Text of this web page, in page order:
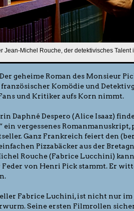
Jean-Michel Rouche, der detektivisches Talent
geheime Roman des Monsieur
Komödie und
und Kritiker aufs Korn nimmt.
Daphné Despero (Alice Isaaz)
ein vergessenes
Ganz Frankreich feiert den
Pizzabäcker aus der
Rouche (Fabrice Lucchini) kann
von Henri Pick stammt. Er
Fabrice Luchini, ist nicht nur im
Seine ersten Filmrollen